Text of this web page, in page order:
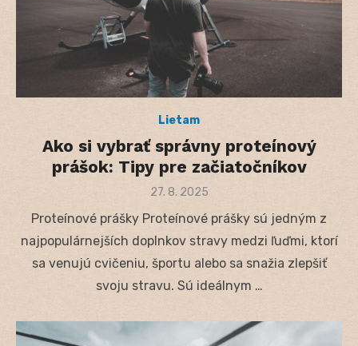
Lietam
Ako si vybrať správny proteínový
prášok: Tipy pre začiatočníkov
Posted
27. 8. 2025
Proteínové prášky Proteínové prášky sú jedným z
najpopulárnejších doplnkov stravy medzi ľuďmi, ktorí
sa venujú cvičeniu, športu alebo sa snažia zlepšiť
svoju stravu. Sú ideálnym …